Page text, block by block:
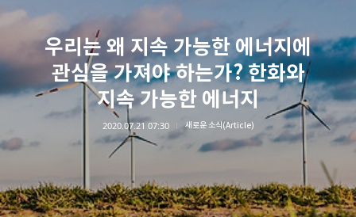
우리는 왜 지속 가능한 에너지에
관심을 가져야 하는가? 한화와
지속 가능한 에너지
2020.07.21 07:30 새로운 소식(Article)